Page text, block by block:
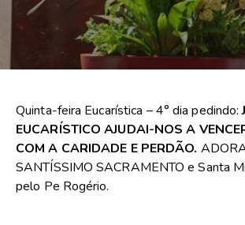
Quinta-feira Eucarística – 4° dia pedindo:
EUCARÍSTICO AJUDAI-NOS A
COM A CARIDADE E PERDÃO.
SANTÍSSIMO SACRAMENTO e Santa
pelo Pe Rogério.